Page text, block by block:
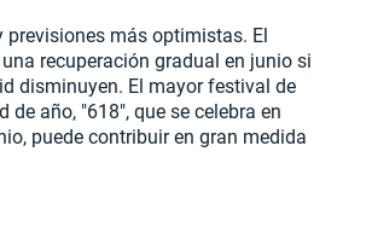
previsiones más optimistas. El
recuperación gradual en junio si
disminuyen. El mayor festival de
de año, "618", que se celebra en
puede contribuir en gran medida